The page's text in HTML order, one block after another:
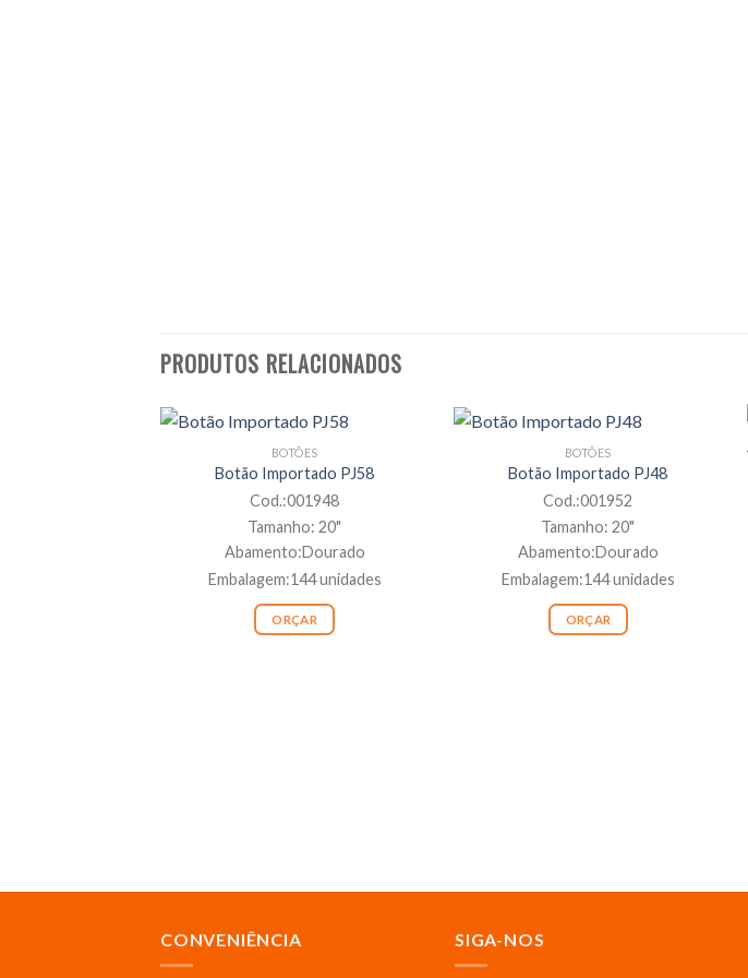
PRODUTOS RELACIONADOS
BOTÕES
Botão Importado PJ58
Cod.:001948
Tamanho: 20"
Abamento:Dourado
Embalagem:144 unidades
ORÇAR
BOTÕES
Botão Importado PJ48
Cod.:001952
Tamanho: 20"
Abamento:Dourado
Embalagem:144 unidades
ORÇAR
CONVENIÊNCIA SIGA-NOS